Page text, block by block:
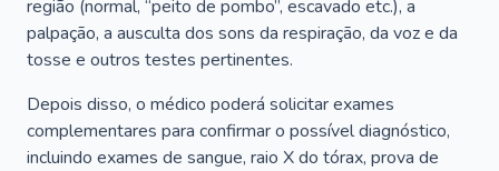
região (normal, “peito de pombo”, escavado etc.), a
palpação, a ausculta dos sons da respiração, da voz e da
tosse e outros testes pertinentes.
Depois disso, o médico poderá solicitar exames
complementares para confirmar o possível diagnóstico,
incluindo exames de sangue, raio X do tórax, prova de